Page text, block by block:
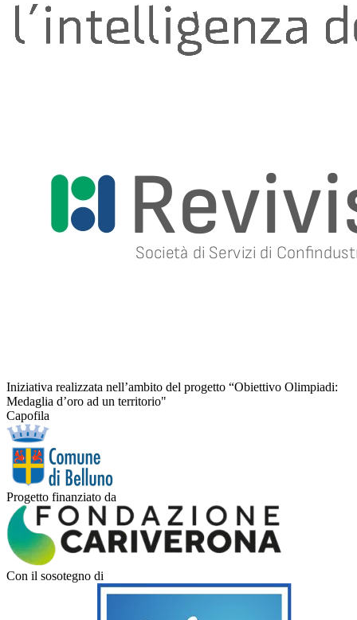
Iniziativa realizzata nell’ambito del progetto “Obiettivo Olimpiadi:
Medaglia d’oro ad un territorio"
Capofila
Progetto finanziato da
Con il sosotegno di